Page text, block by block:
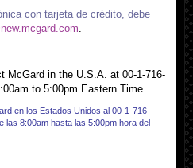
con tarjeta de crédito, debe
.
McGard in the U.S.A. at 00-1-716-
to 5:00pm Eastern Time.
en los Estados Unidos al 00-1-716-
las 8:00am hasta las 5:00pm hora del